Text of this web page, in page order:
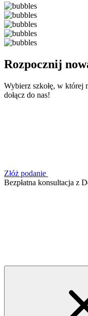
Rozpocznij
Wybierz szkołę, w której
dołącz do nas!
Złóż podanie
Bezpłatna konsultacja z